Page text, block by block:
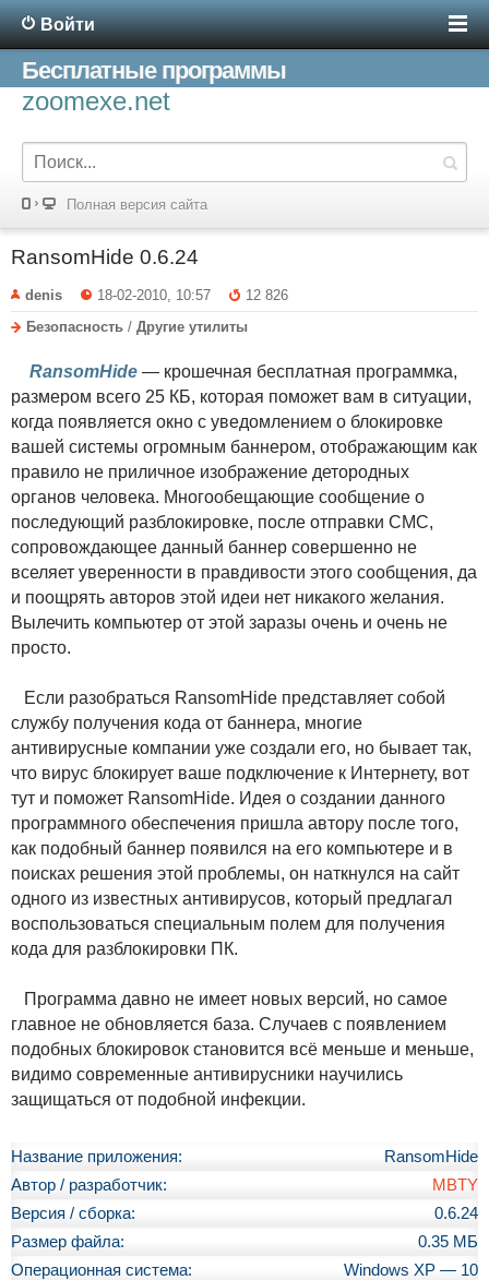
Войти
Бесплатные программы
zoomexe.net
Полная версия сайта
RansomHide 0.6.24
denis 18-02-2010, 10:57
12 826
Безопасность / Другие утилиты
RansomHide — крошечная бесплатная программка,
размером всего 25 КБ, которая поможет вам в ситуации,
когда появляется окно с уведомлением о блокировке
вашей системы огромным баннером, отображающим как
правило не приличное изображение детородных
органов человека. Многообещающие сообщение о
последующий разблокировке, после отправки СМС,
сопровождающее данный баннер совершенно не
вселяет уверенности в правдивости этого сообщения, да
и поощрять авторов этой идеи нет никакого желания.
Вылечить компьютер от этой заразы очень и очень не
просто.
Если разобраться RansomHide представляет собой
службу получения кода от баннера, многие
антивирусные компании уже создали его, но бывает так,
что вирус блокирует ваше подключение к Интернету, вот
тут и поможет RansomHide. Идея о создании данного
программного обеспечения пришла автору после того,
как подобный баннер появился на его компьютере и в
поисках решения этой проблемы, он наткнулся на сайт
одного из известных антивирусов, который предлагал
воспользоваться специальным полем для получения
кода для разблокировки ПК.
Программа давно не имеет новых версий, но самое
главное не обновляется база. Случаев с появлением
подобных блокировок становится всё меньше и меньше,
видимо современные антивирусники научились
защищаться от подобной инфекции.
Название приложения:
RansomHide
Автор / разработчик:
MBTY
Версия / сборка:
0.6.24
Размер файла:
0.35 МБ
Операционная система:
Windows XP — 10